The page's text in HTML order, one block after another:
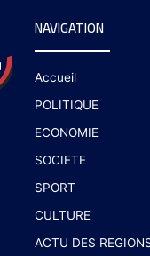
NAVIGATION
Accueil
POLITIQUE
ECONOMIE
SOCIETE
SPORT
CULTURE
ACTU DES